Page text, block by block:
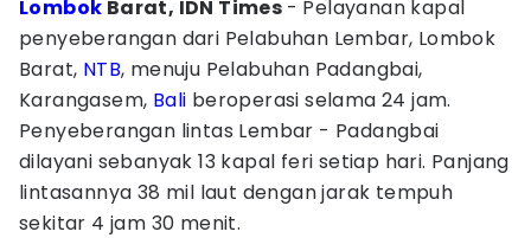
Lombok Barat, IDN Times - Pelayanan kapal
penyeberangan dari Pelabuhan Lembar, Lombok
Barat, NTB, menuju Pelabuhan Padangbai,
Karangasem, Bali beroperasi selama 24 jam.
Penyeberangan lintas Lembar - Padangbai
dilayani sebanyak 13 kapal feri setiap hari. Panjang
lintasannya 38 mil laut dengan jarak tempuh
sekitar 4 jam 30 menit.